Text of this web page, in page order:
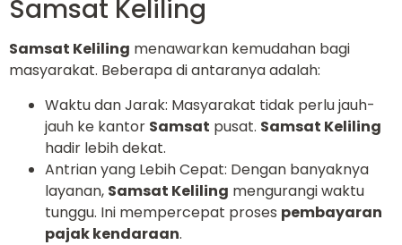
Samsat Keliling
Samsat Keliling menawarkan kemudahan bagi
masyarakat. Beberapa di antaranya adalah:
Waktu dan Jarak: Masyarakat tidak perlu jauh-
jauh ke kantor Samsat pusat. Samsat Keliling
hadir lebih dekat.
Antrian yang Lebih Cepat: Dengan banyaknya
layanan, Samsat Keliling mengurangi waktu
tunggu. Ini mempercepat proses pembayaran
pajak kendaraan.